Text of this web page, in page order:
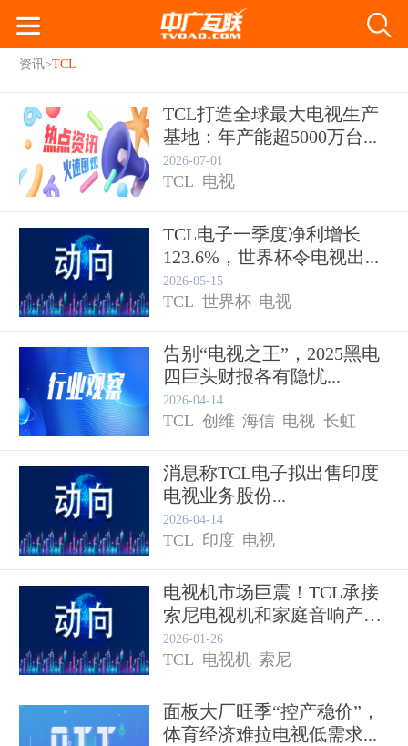
资讯>TCL
TCL打造全球最大电视生产
基地：年产能超5000万台...
2026-07-01
TCL 电视
TCL电子一季度净利增长
123.6%，世界杯令电视出...
2026-05-15
TCL 世界杯 电视
告别“电视之王”，2025黑电
四巨头财报各有隐忧...
2026-04-14
TCL 创维 海信 电视 长虹
消息称TCL电子拟出售印度
电视业务股份...
2026-04-14
TCL 印度 电视
电视机市场巨震！TCL承接
索尼电视机和家庭音响产品
业...
2026-01-26
TCL 电视机 索尼
面板大厂旺季“控产稳价”，
体育经济难拉电视低需求...